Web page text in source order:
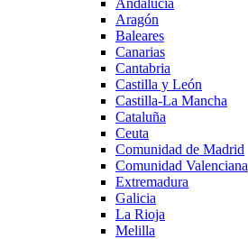
Aragón
Baleares
Canarias
Cantabria
Castilla y León
Castilla-La Mancha
Cataluña
Ceuta
Comunidad de Madrid
Comunidad Valenciana
Extremadura
Galicia
La Rioja
Melilla